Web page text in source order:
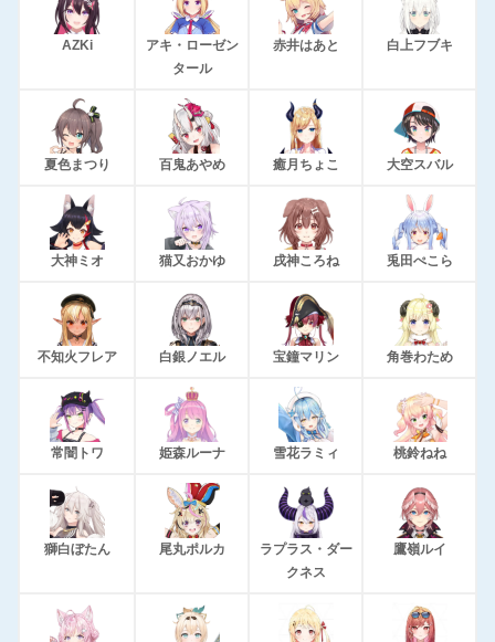
AZKi
アキ・ローゼン
タール
赤井はあと 白上フブキ
夏色まつり 百鬼あやめ 癒月ちょこ 大空スバル
大神ミオ 猫又おかゆ 戌神ころね 兎田ぺこら
不知火フレア 白銀ノエル 宝鐘マリン 角巻わため
常闇トワ 姫森ルーナ 雪花ラミィ 桃鈴ねね
獅白ぼたん 尾丸ポルカ
ラプラス・ダー
クネス
鷹嶺ルイ